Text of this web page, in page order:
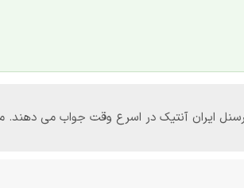
پرسنل ایران آنتیک در اسرع وقت جواب می